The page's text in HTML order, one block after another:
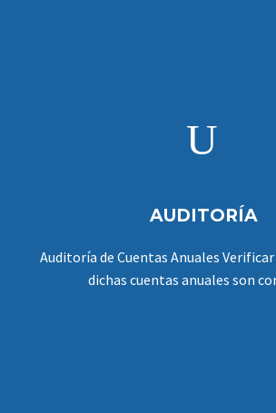
U
U
AUDITORÍA
Auditoría de Cuentas Anuales
dichas cuentas anuales son